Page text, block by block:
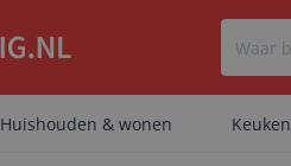
Huishouden & wonen Keuken